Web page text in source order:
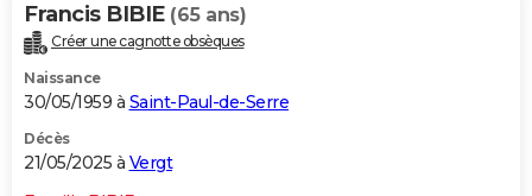
Francis BIBIE (65 ans)
Créer une cagnotte obsèques
Naissance
30/05/1959 à Saint-Paul-de-Serre
Décès
21/05/2025 à Vergt